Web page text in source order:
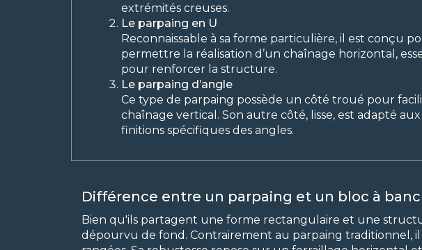
extrémités creuses.
Le parpaing en U
Reconnaissable à sa forme particulière, il est conçu
permettre la réalisation d’un chaînage horizontal,
pour renforcer la structure.
Le parpaing d’angle
Ce type de parpaing possède un côté troué pour
chaînage vertical. Son autre côté, lisse, est adapté aux
finitions spécifiques des angles.
Différence entre un parpaing et un bloc à
Bien qu'ils partagent une forme rectangulaire et une
dépourvu de fond. Contrairement au parpaing traditionnel, il